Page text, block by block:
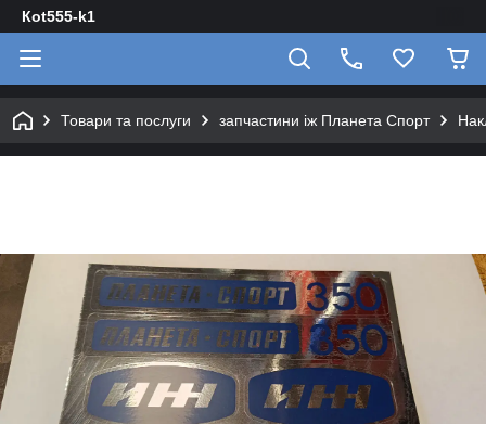
Кot555-k1
Товари та послуги запчастини іж Планета Спорт